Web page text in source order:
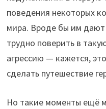
поведения некоторых
мира. Вроде бы им
трудно поверить в
агрессию — кажется,
сделать путешествие
Но такие моменты ещё